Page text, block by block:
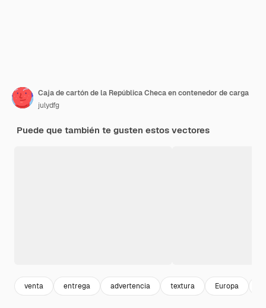
Caja de cartón de la República Checa en contenedor de carga
julydfg
Puede que también te gusten estos vectores
venta entrega advertencia textura Europa